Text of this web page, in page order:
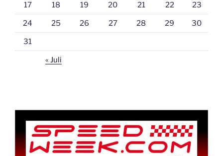
17 18 19 20 21 22 23
24 25 26 27 28 29 30
31
« Juli